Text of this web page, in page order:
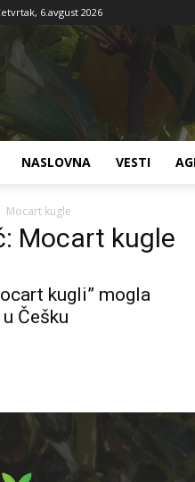
6.avgust 2026
NASLOVNA VESTI
Mocart kugle
Mocart kugle
kugli” mogla
Češku